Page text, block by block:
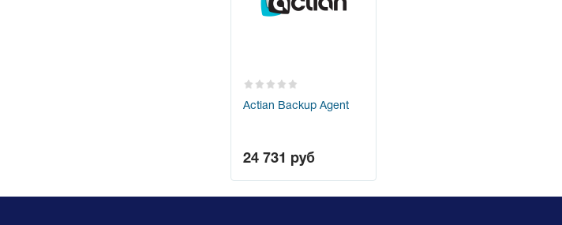
Actian Backup Agent
24 731 руб